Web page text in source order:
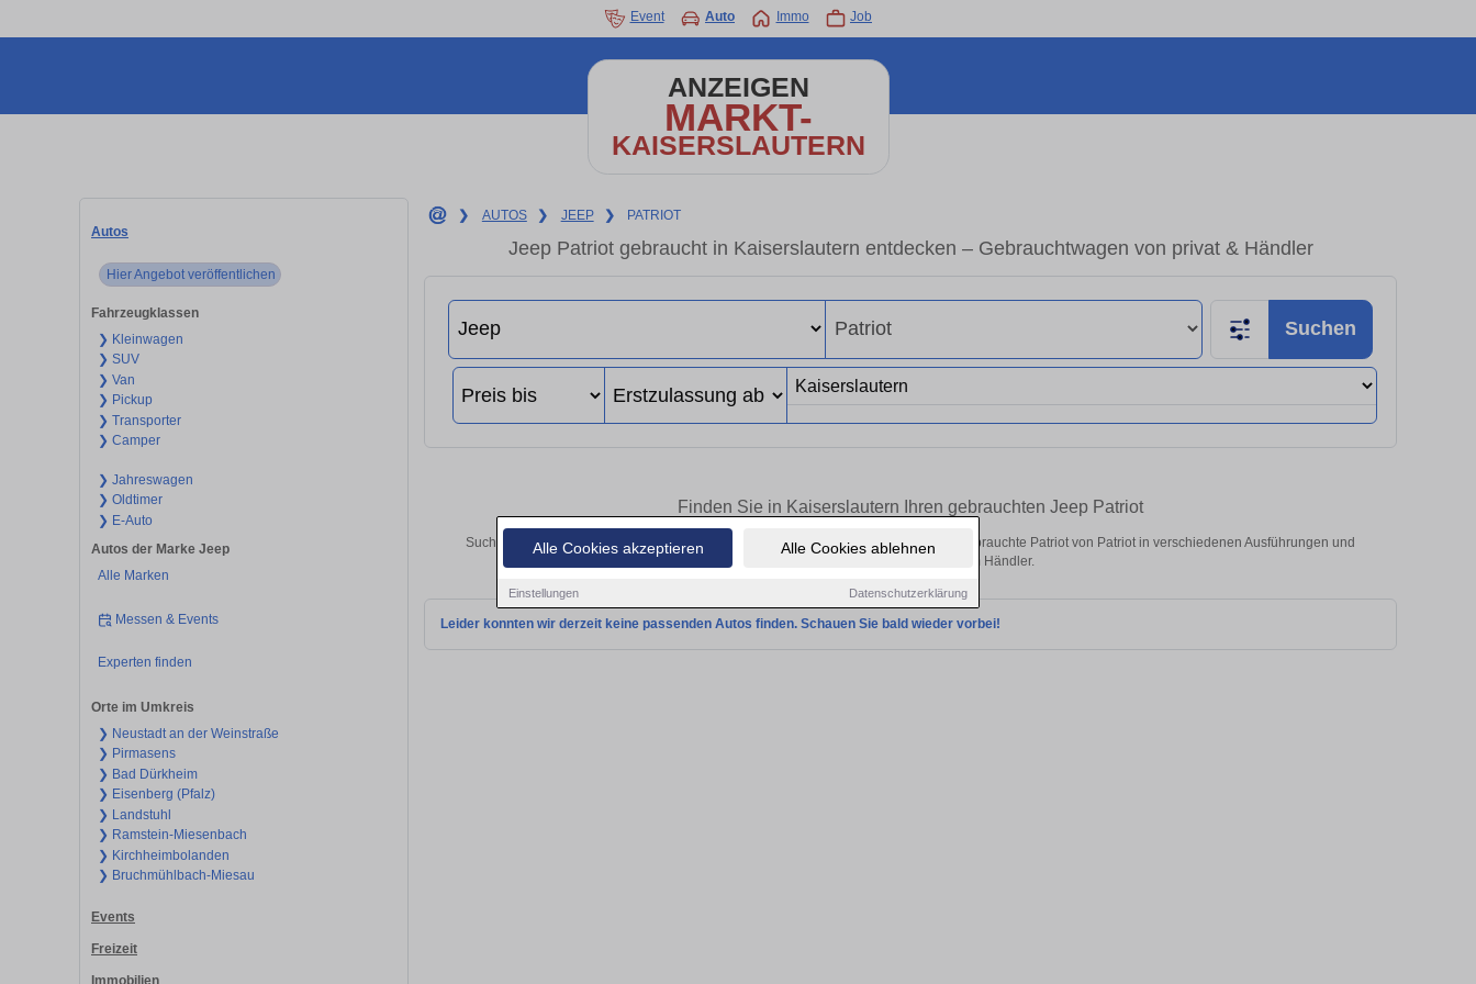
Alle Cookies akzeptieren Alle Cookies ablehnen
Einstellungen Datenschutzerklärung
Event Auto Immo Job
ANZEIGEN
MARKT-
KAISERSLAUTERN
Autos
Hier Angebot veröffentlichen
Fahrzeugklassen
❯ Kleinwagen
❯ SUV
❯ Van
❯ Pickup
❯ Transporter
❯ Camper
❯ Jahreswagen
❯ Oldtimer
❯ E-Auto
Autos der Marke Jeep
Alle Marken
Messen & Events
Experten finden
Orte im Umkreis
❯ Neustadt an der Weinstraße
❯ Pirmasens
❯ Bad Dürkheim
❯ Eisenberg (Pfalz)
❯ Landstuhl
❯ Ramstein-Miesenbach
❯ Kirchheimbolanden
❯ Bruchmühlbach-Miesau
Events
Freizeit
Immobilien
❯ AUTOS ❯ JEEP ❯ PATRIOT
Jeep Patriot gebraucht in Kaiserslautern entdecken – Gebrauchtwagen von privat & Händler
Suchen
Finden Sie in Kaiserslautern Ihren gebrauchten Jeep Patriot
Suchen Sie in Kaiserslautern einen Jeep Patriot Gebrauchtwagen? Entdecken Sie gebrauchte Patriot von Patriot in verschiedenen Ausführungen und
Preisklassen von privat und vom Händler.
Leider konnten wir derzeit keine passenden Autos finden. Schauen Sie bald wieder vorbei!